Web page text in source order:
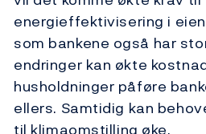
energieffektivisering i
som bankene også har
endringer kan økte
husholdninger påføre
ellers. Samtidig kan